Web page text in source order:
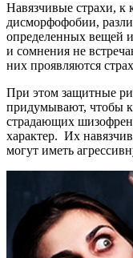
Навязчивые страхи, к
дисморфофобии,
определенных вещей
и сомнения не
них проявляются
При этом защитные
придумывают, чтобы
страдающих
характер. Их
могут иметь